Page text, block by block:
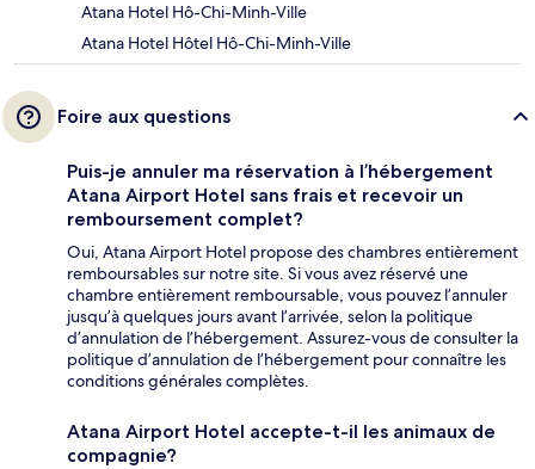
Atana Hotel Hô-Chi-Minh-Ville
Atana Hotel Hôtel Hô-Chi-Minh-Ville
Foire aux questions
Puis-je annuler ma réservation à l’hébergement
Atana Airport Hotel sans frais et recevoir un
remboursement complet?
Oui, Atana Airport Hotel propose des chambres entièrement
remboursables sur notre site. Si vous avez réservé une
chambre entièrement remboursable, vous pouvez l’annuler
jusqu’à quelques jours avant l’arrivée, selon la politique
d’annulation de l’hébergement. Assurez-vous de consulter la
politique d’annulation de l’hébergement pour connaître les
conditions générales complètes.
Atana Airport Hotel accepte-t-il les animaux de
compagnie?